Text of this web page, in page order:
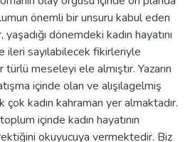
önemli bir unsuru kabul eden
dönemdeki kadın hayatını
ileri sayılabilecek fikirleriyle
türlü meseleyi ele almıştır. Yazarın
içinde olan ve alışılagelmiş
kadın kahraman yer almaktadır.
içinde kadın hayatının
okuyucuya vermektedir. Biz